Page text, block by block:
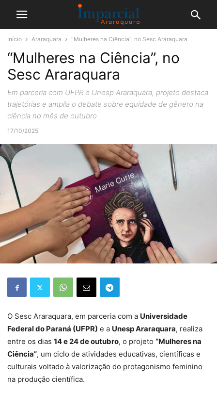
Início Araraquara “Mulheres na Ciência”, no Sesc Araraquara
“Mulheres na Ciência”, no
Sesc Araraquara
Em parceria com UFPR e Unesp Araraquara, projeto destaca
trajetórias e amplia o debate sobre equidade de gênero na
ciência no mês de outubro
17/10/2025
O Sesc Araraquara, em parceria com a Universidade
Federal do Paraná (UFPR) e a Unesp Araraquara, realiza
entre os dias 14 e 24 de outubro, o projeto “Mulheres na
Ciência”, um ciclo de atividades educativas, científicas e
culturais voltado à valorização do protagonismo feminino
na produção científica.